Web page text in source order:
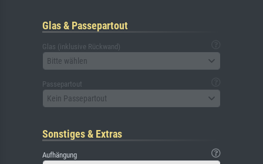
Glas & Passepartout
Glas (inklusive Rückwand)
Bitte wählen
Passepartout
Kein Passepartout
Sonstiges & Extras
Aufhängung